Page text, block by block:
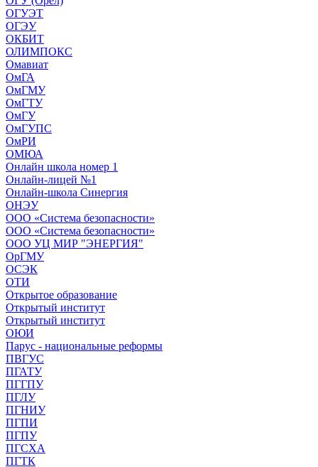
ОГУЭТ
ОГЭУ
ОКБИТ
ОЛИМПОКС
Омавиат
ОмГА
ОмГМУ
ОмГТУ
ОмГУ
ОмГУПС
ОмРИ
ОМЮА
Онлайн школа номер 1
Онлайн-лицей №1
Онлайн-школа Синергия
ОНЭУ
ООО «Система безопасности»
ООО «Система безопасности»
ООО УЦ МИР "ЭНЕРГИЯ"
ОрГМУ
ОСЭК
ОТИ
Открытое образование
Открытый институт
Открытый институт
ОЮИ
Парус - национальные реформы
ПВГУС
ПГАТУ
ПГГПУ
ПГЛУ
ПГНИУ
ПГПИ
ПГПУ
ПГСХА
ПГТК